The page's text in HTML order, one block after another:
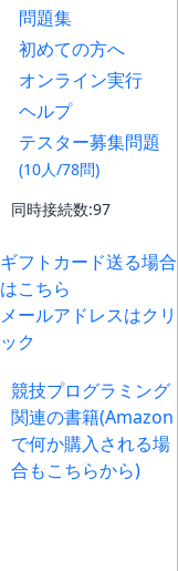
問題集
初めての方へ
オンライン実行
ヘルプ
テスター募集問題
(10人/78問)
同時接続数:97
ギフトカード送る場合
はこちら
メールアドレスはクリ
ック
競技プログラミング
関連の書籍(Amazon
で何か購入される場
合もこちらから)